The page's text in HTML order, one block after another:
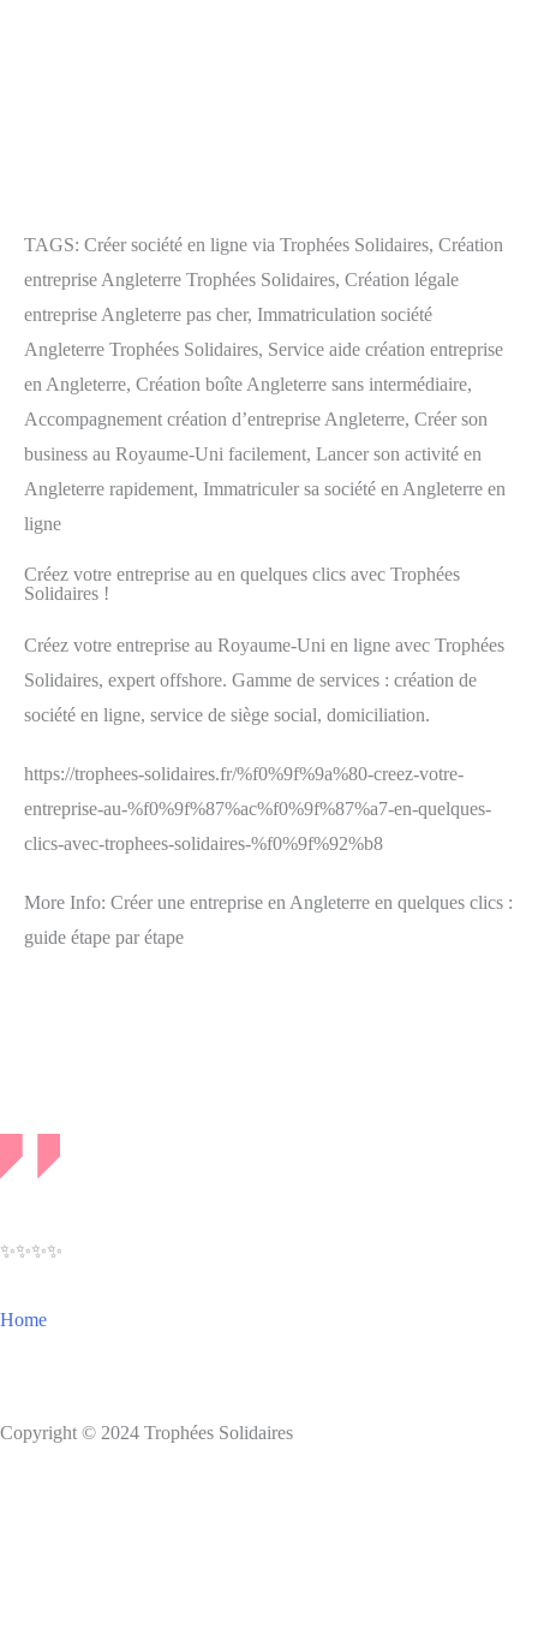
TAGS: Créer société en ligne via Trophées Solidaires, Création
entreprise Angleterre Trophées Solidaires, Création légale
entreprise Angleterre pas cher, Immatriculation société
Angleterre Trophées Solidaires, Service aide création entreprise
en Angleterre, Création boîte Angleterre sans intermédiaire,
Accompagnement création d’entreprise Angleterre, Créer son
business au Royaume-Uni facilement, Lancer son activité en
Angleterre rapidement, Immatriculer sa société en Angleterre en
ligne
Créez votre entreprise au en quelques clics avec Trophées
Solidaires !
Créez votre entreprise au Royaume-Uni en ligne avec Trophées
Solidaires, expert offshore. Gamme de services : création de
société en ligne, service de siège social, domiciliation.
https://trophees-solidaires.fr/%f0%9f%9a%80-creez-votre-
entreprise-au-%f0%9f%87%ac%f0%9f%87%a7-en-quelques-
clics-avec-trophees-solidaires-%f0%9f%92%b8
More Info: Créer une entreprise en Angleterre en quelques clics :
guide étape par étape
✨✨✨✨
Home
Copyright © 2024 Trophées Solidaires